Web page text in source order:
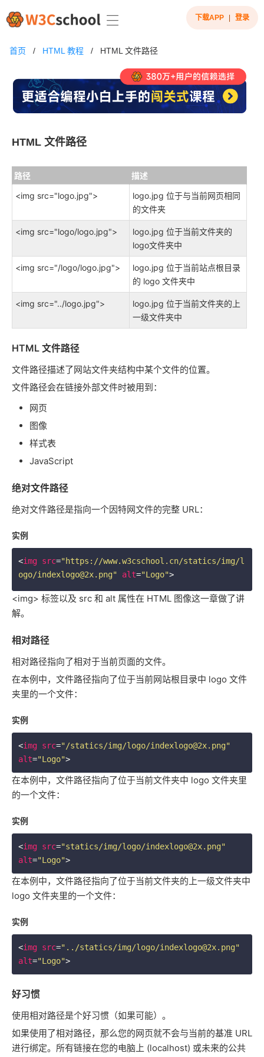
下载APP 登录
首页 / HTML 教程 / HTML 文件路径
HTML 文件路径
路径
描述
<img src="logo.jpg">
logo.jpg 位于与当前网页相同
的文件夹
<img src="logo/logo.jpg">
logo.jpg 位于当前文件夹的
logo文件夹中
<img src="/logo/logo.jpg">
logo.jpg 位于当前站点根目录
的 logo 文件夹中
<img src="../logo.jpg">
logo.jpg 位于当前文件夹的上
一级文件夹中
HTML 文件路径
文件路径描述了网站文件夹结构中某个文件的位置。
文件路径会在链接外部文件时被用到：
网页
图像
样式表
JavaScript
绝对文件路径
绝对文件路径是指向一个因特网文件的完整 URL：
实例
<img src="https://www.w3cschool.cn/statics/img/l
ogo/indexlogo@2x.png"
alt="Logo">
<img> 标签以及 src 和 alt 属性在 HTML 图像这一章做了讲
解。
相对路径
相对路径指向了相对于当前页面的文件。
在本例中，文件路径指向了位于当前网站根目录中 logo 文件
夹里的一个文件：
实例
<img src="/statics/img/logo/indexlogo@2x.png"
alt="Logo">
在本例中，文件路径指向了位于当前文件夹中 logo 文件夹里
的一个文件：
实例
<img src="statics/img/logo/indexlogo@2x.png"
alt="Logo">
在本例中，文件路径指向了位于当前文件夹的上一级文件夹中
logo 文件夹里的一个文件：
实例
<img src="../statics/img/logo/indexlogo@2x.png"
alt="Logo">
好习惯
使用相对路径是个好习惯（如果可能）。
如果使用了相对路径，那么您的网页就不会与当前的基准 URL
进行绑定。所有链接在您的电脑上 (localhost) 或未来的公共